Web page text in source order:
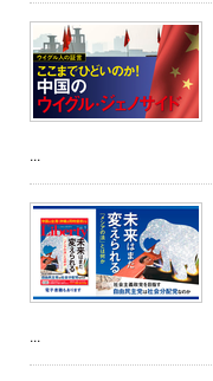
...
...